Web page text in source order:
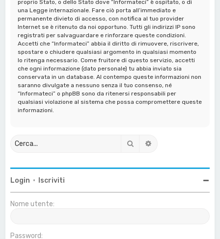
proprio Stato, o dello Stato dove “Informateci” è ospitato, o di
una Legge internazionale. Fare ciò porta all’immediato e
permanente divieto di accesso, con notifica al tuo provider
Internet se è ritenuto da noi opportuno. Tutti gli indirizzi IP sono
registrati per salvaguardare e rinforzare queste condizioni.
Accetti che “Informateci” abbia il diritto di rimuovere, riscrivere,
spostare o chiudere qualsiasi argomento in qualsiasi momento
lo ritenga necessario. Come fruitore di questo servizio, accetti
che ogni informazione (dato personale) tu abbia inviato sia
conservata in un database. Al contempo queste informazioni non
saranno divulgate a nessuno senza il tuo consenso, né
“Informateci” o phpBB sono da ritenersi responsabili per
qualsiasi violazione al sistema che possa compromettere queste
informazioni.
Cerca
Login • Iscriviti
Nome utente:
Password: